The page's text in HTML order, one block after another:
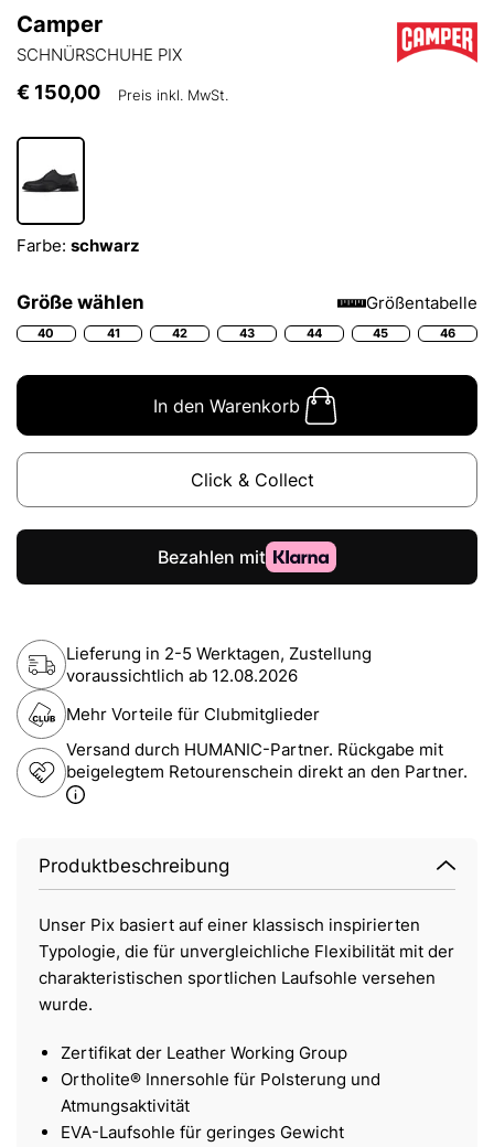
Camper
SCHNÜRSCHUHE PIX
€ 150,00 Preis inkl. MwSt.
Farbe: schwarz
Größe wählen Größentabelle
40 41 42 43 44 45 46
In den Warenkorb
Click & Collect
Lieferung in 2-5 Werktagen, Zustellung
voraussichtlich ab 12.08.2026
Mehr Vorteile für Clubmitglieder
Versand durch HUMANIC-Partner. Rückgabe mit
beigelegtem Retourenschein direkt an den Partner.
Produktbeschreibung
Unser Pix basiert auf einer klassisch inspirierten
Typologie, die für unvergleichliche Flexibilität mit der
charakteristischen sportlichen Laufsohle versehen
wurde.
Zertifikat der Leather Working Group
Ortholite® Innersohle für Polsterung und
Atmungsaktivität
EVA-Laufsohle für geringes Gewicht